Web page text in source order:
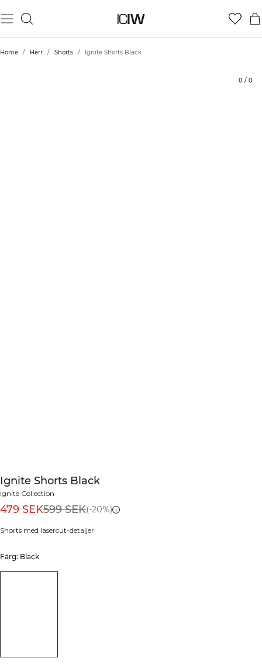
Home / Herr / Shorts / Ignite Shorts Black
0 / 0
Ignite Shorts Black
Ignite Collection
479 SEK599 SEK(-20%)
Shorts med lasercut-detaljer
Färg: Black